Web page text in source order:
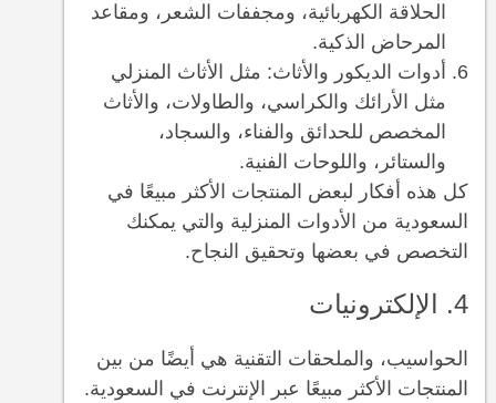
الحلاقة الكهربائية، ومجففات الشعر، ومقاعد
المرحاض الذكية.
أدوات الديكور والأثاث: مثل الأثاث المنزلي
مثل الأرائك والكراسي، والطاولات، والأثاث
المخصص للحدائق والفناء، والسجاد،
والستائر، واللوحات الفنية.
كل هذه أفكار لبعض المنتجات الأكثر مبيعًا في
السعودية من الأدوات المنزلية والتي يمكنك
التخصص في بعضها وتحقيق النجاح.
4. الإلكترونيات
الحواسيب، والملحقات التقنية هي أيضًا من بين
المنتجات الأكثر مبيعًا عبر الإنترنت في السعودية.